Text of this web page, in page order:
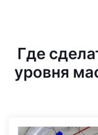
Где
уровня